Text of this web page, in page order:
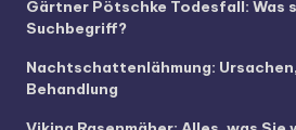
Gärtner Pötschke Todesfall: Was
Suchbegriff?
Nachtschattenlähmung:
Behandlung